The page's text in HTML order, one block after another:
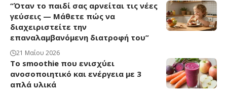
“Όταν το παιδί σας αρνείται τις νέες
γεύσεις — Μάθετε πώς να
διαχειριστείτε την
επαναλαμβανόμενη διατροφή του”
21 Μαΐου 2026
Το smoothie που ενισχύει
ανοσοποιητικό και ενέργεια με 3
απλά υλικά